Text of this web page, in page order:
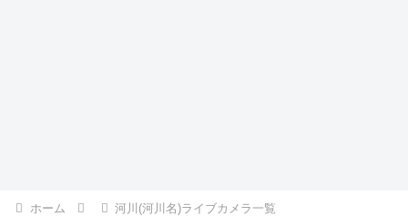
ホーム 河川(河川名)ライブカメラ一覧